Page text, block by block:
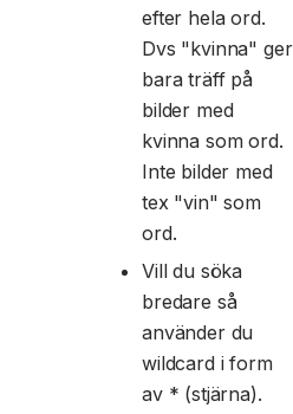
efter hela ord.
Dvs "kvinna" ger
bara träff på
bilder med
kvinna som ord.
Inte bilder med
tex "vin" som
ord.
Vill du söka
bredare så
använder du
wildcard i form
av * (stjärna).